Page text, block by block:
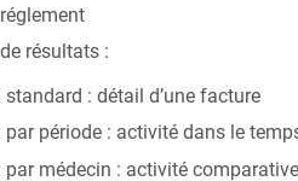
résultats :
standard : détail d’une facture
par période : activité dans le
par médecin : activité